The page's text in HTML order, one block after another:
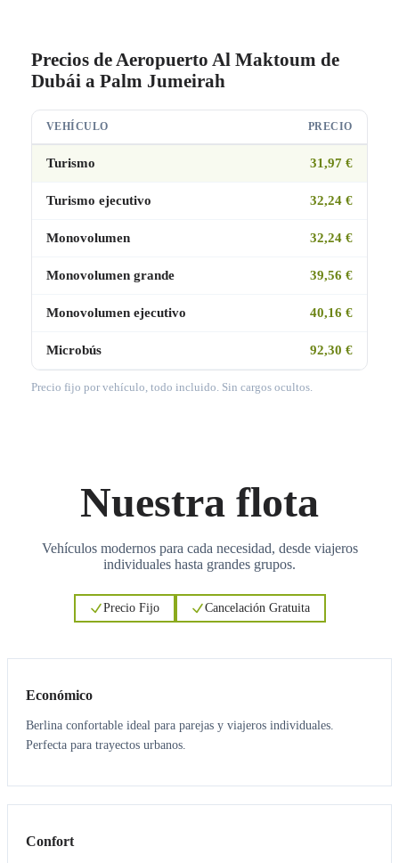
Precios de Aeropuerto Al Maktoum de
Dubái a Palm Jumeirah
VEHÍCULO PRECIO
Turismo 31,97 €
Turismo ejecutivo 32,24 €
Monovolumen 32,24 €
Monovolumen grande 39,56 €
Monovolumen ejecutivo 40,16 €
Microbús 92,30 €
Precio fijo por vehículo, todo incluido. Sin cargos ocultos.
Nuestra flota
Vehículos modernos para cada necesidad, desde viajeros
individuales hasta grandes grupos.
Precio Fijo Cancelación Gratuita
Económico
Berlina confortable ideal para parejas y viajeros individuales.
Perfecta para trayectos urbanos.
3 3
Confort